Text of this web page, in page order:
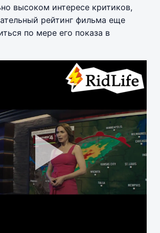
высоком интересе критиков,
рейтинг фильма еще
по мере его показа в